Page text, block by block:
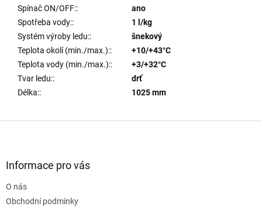
Spínač ON/OFF::
ano
Spotřeba vody::
1 l/kg
Systém výroby ledu::
šnekový
Teplota okolí (min./max.)::
+10/+43°C
Teplota vody (min./max.)::
+3/+32°C
Tvar ledu::
drť
Délka:: 1025 mm
Informace pro vás
O nás
Obchodní podmínky